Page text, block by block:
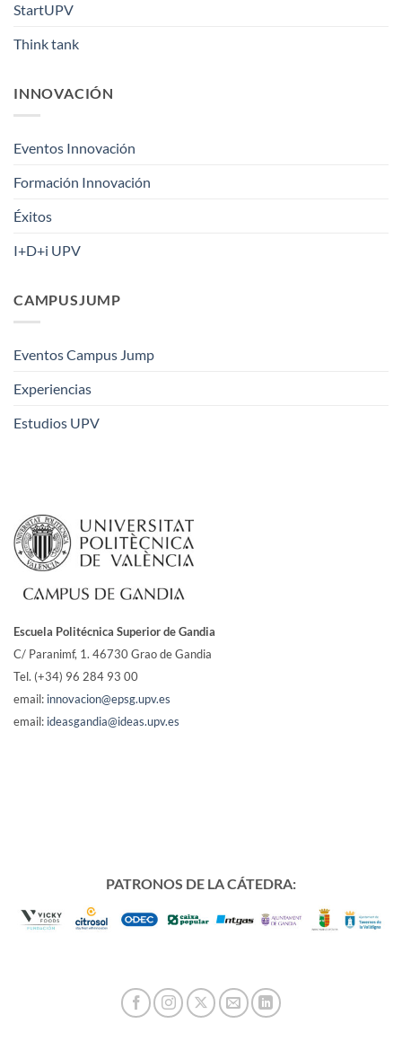
StartUPV
Think tank
INNOVACIÓN
Eventos Innovación
Formación Innovación
Éxitos
I+D+i UPV
CAMPUSJUMP
Eventos Campus Jump
Experiencias
Estudios UPV
Escuela Politécnica Superior de Gandia
C/ Paranimf, 1. 46730 Grao de Gandia
Tel. (+34) 96 284 93 00
email: innovacion@epsg.upv.es
email: ideasgandia@ideas.upv.es
PATRONOS DE LA CÁTEDRA: